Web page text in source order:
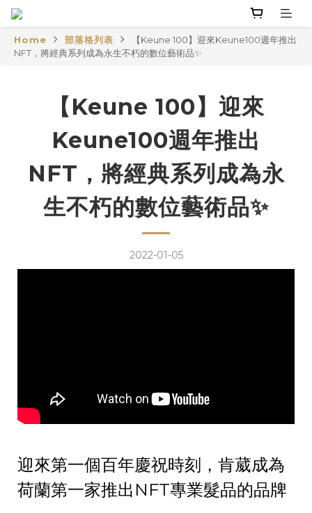
Home 部落格列表
【Keune 100】迎來Keune100週年推出
NFT，將經典系列成為永生不朽的數位藝術品✨
【Keune 100】迎來
Keune100週年推出
NFT，將經典系列成為永
生不朽的數位藝術品✨
2022-01-05
迎來第一個百年慶祝時刻，肯葳成為
荷蘭第一家推出NFT專業髮品的品牌